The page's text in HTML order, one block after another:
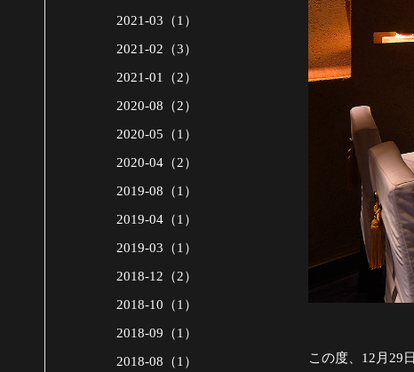
この度、12月29
2021-03（1）
2021-02（3）
2021-01（2）
2020-08（2）
2020-05（1）
2020-04（2）
2019-08（1）
2019-04（1）
2019-03（1）
2018-12（2）
2018-10（1）
2018-09（1）
2018-08（1）